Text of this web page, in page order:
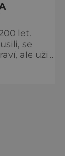
let.
se
ale užijí
první